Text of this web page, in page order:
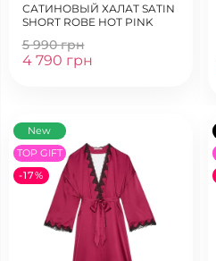
САТИНОВЫЙ ХАЛАТ SATIN
SHORT ROBE HOT PINK
5 990 грн
4 790 грн
New
TOP GIFT
-17%